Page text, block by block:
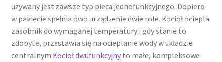
używany jest zawsze typ pieca jednofunkcyjnego. Dopiero
w pakiecie spełnia owo urządzenie dwie role. Kocioł ociepla
zasobnik do wymaganej temperatury i gdy stanie to
zdobyte, przestawia się na ocieplanie wody w układzie
centralnym.Kocioł dwufunkcyjnyto małe, kompleksowe